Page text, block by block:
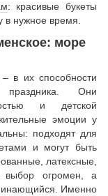
: красивые букеты
в нужное время.
море
в их способности
праздника. Они
и детской
эмоции у
подходят для
и могут быть
латексные,
огромен, а
Именно